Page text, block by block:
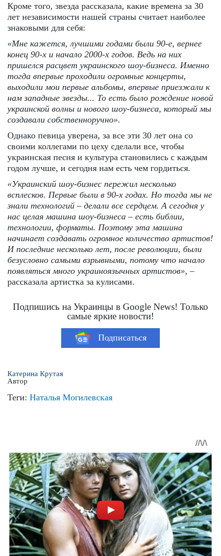
Кроме того, звезда рассказала, какие времена за 30
лет независимости нашей страны считает наиболее
знаковыми для себя:
«Мне кажется, лучшими годами были 90-е, вернее
конец 90-х и начало 2000-х годов. Ведь на них
пришелся расцвет украинского шоу-бизнеса. Именно
тогда впервые проходили огромные концерты,
выходили мои первые альбомы, впервые приезжали к
нам западные звезды... То есть было рождение новой
украинской волны и нового шоу-бизнеса, который мы
создавали собственноручно».
Однако певица уверена, за все эти 30 лет она со
своими коллегами по цеху сделали все, чтобы
украинская песня и культура становились с каждым
годом лучше, и сегодня нам есть чем гордиться.
«Украинский шоу-бизнес пережил несколько
всплесков. Первые были в 90-х годах. Но тогда мы не
знали технологий – делали все сердцем. А сегодня у
нас целая машина шоу-бизнеса – есть библии,
технологии, форматы. Поэтому эта машина
начинает создавать огромное количество артистов!
И последние несколько лет, после революции, были
безусловно самыми взрывными, потому что начало
появляться много украиноязычных артистов», –
рассказала артистка за кулисами.
Подпишись на Украинцы в Google News! Только
самые яркие новости!
Подписаться
Катерина Крутая
Автор
Теги: Наталья Могилевская